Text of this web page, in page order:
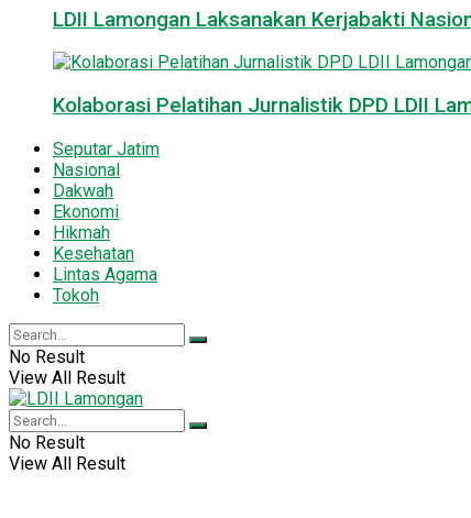
LDII Lamongan Laksanakan Kerjabakti
Kolaborasi Pelatihan Jurnalistik DPD LDII
Seputar Jatim
Nasional
Dakwah
Ekonomi
Hikmah
Kesehatan
Lintas Agama
Tokoh
No Result
View All Result
No Result
View All Result